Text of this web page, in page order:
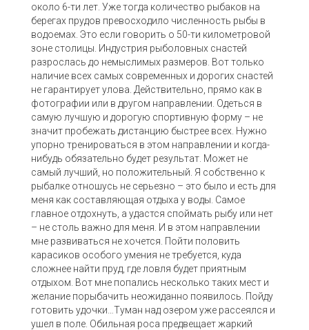
около 6-ти лет. Уже тогда количество рыбаков на
берегах прудов превосходило численность рыбы в
водоемах. Это если говорить о 50-ти километровой
зоне столицы. Индустрия рыболовных снастей
разрослась до немыслимых размеров. Вот только
наличие всех самых современных и дорогих снастей
не гарантирует улова. Действительно, прямо как в
фотографии или в другом направлении. Одеться в
самую лучшую и дорогую спортивную форму – не
значит пробежать дистанцию быстрее всех. Нужно
упорно тренироваться в этом направлении и когда-
нибудь обязательно будет результат. Может не
самый лучший, но положительный. Я собственно к
рыбалке отношусь не серьезно – это было и есть для
меня как составляющая отдыха у воды. Самое
главное отдохнуть, а удастся споймать рыбу или нет
– не столь важно для меня. И в этом направлении
мне развиваться не хочется. Пойти половить
карасиков особого умения не требуется, куда
сложнее найти пруд, где ловля будет приятным
отдыхом. Вот мне попались несколько таких мест и
желание порыбачить неожиданно появилось. Пойду
готовить удочки…Туман над озером уже рассеялся и
ушел в поле. Обильная роса предвещает жаркий